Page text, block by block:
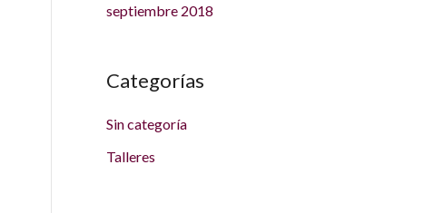
septiembre 2018
Categorías
Sin categoría
Talleres